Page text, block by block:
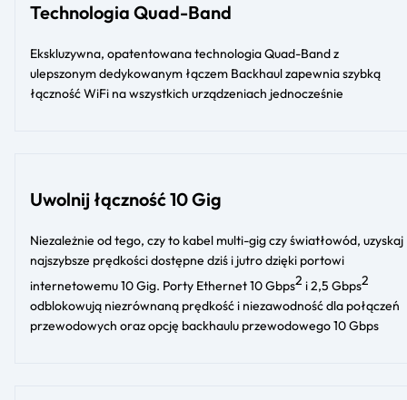
Technologia Quad-Band
Ekskluzywna, opatentowana technologia Quad-Band z
ulepszonym dedykowanym łączem Backhaul zapewnia szybką
łączność WiFi na wszystkich urządzeniach jednocześnie
Uwolnij łączność 10 Gig
Niezależnie od tego, czy to kabel multi-gig czy światłowód, uzyskaj
najszybsze prędkości dostępne dziś i jutro dzięki portowi
internetowemu 10 Gig. Porty Ethernet 10 Gbps2 i 2,5 Gbps2
odblokowują niezrównaną prędkość i niezawodność dla połączeń
przewodowych oraz opcję backhaulu przewodowego 10 Gbps